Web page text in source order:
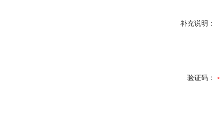
补充说明：
验证码：